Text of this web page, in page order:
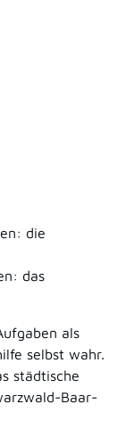
die
das
als
selbst wahr.
städtische
Baar-